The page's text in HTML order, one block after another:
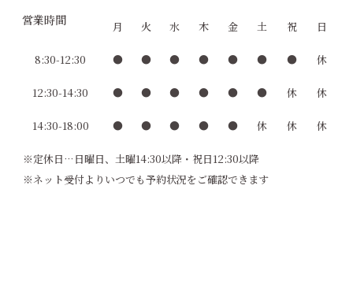
営業時間 月 火 水 木 金 土 祝 日
8:30-12:30 ● ● ● ● ● ● ● 休
12:30-14:30 ● ● ● ● ● ● 休 休
14:30-18:00 ● ● ● ● ● 休 休 休
※定休日…日曜日、土曜14:30以降・祝日12:30以降
※ネット受付よりいつでも予約状況をご確認できます